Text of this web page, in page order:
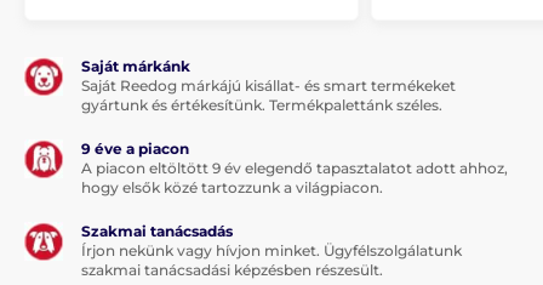
olvashatók a kijelzőn. A maximális áttekinthetőség
érdekében a kijelzőn megjelenik a korrekció szintje,
az akkumulátor állapota és a képzett kutya (két kutya
egyidejű képzése esetén). A vevőkészülék alakja
mobitelefonra emlékeztet, megjelenése és formája
nagyon kifinomult, de egyben tartós. Nem kell
A készülék akkumulátorának teljes feltöltési ideje 4 -5
óra. Hálózati adapter segítségével, mely a csomag
Saját márkánk
Saját Reedog márkájú kisállat- és smart termékeket
gyártunk és értékesítünk. Termékpalettánk széles.
9 éve a piacon
A piacon eltöltött 9 év elegendő tapasztalatot adott ahhoz,
hogy elsők közé tartozzunk a világpiacon.
Szakmai tanácsadás
Írjon nekünk vagy hívjon minket. Ügyfélszolgálatunk
szakmai tanácsadási képzésben részesült.